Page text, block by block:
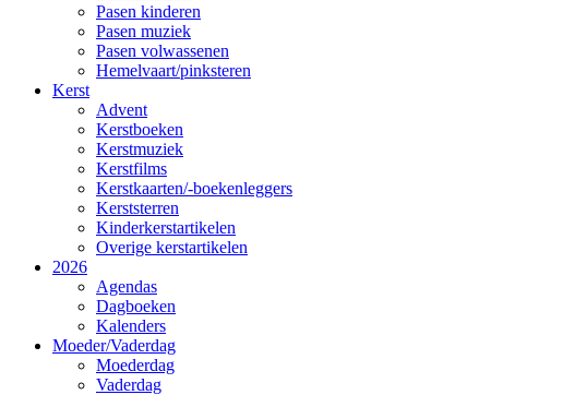
Pasen kinderen
Pasen muziek
Pasen volwassenen
Hemelvaart/pinksteren
Kerst
Advent
Kerstboeken
Kerstmuziek
Kerstfilms
Kerstkaarten/-boekenleggers
Kerststerren
Kinderkerstartikelen
Overige kerstartikelen
2026
Agendas
Dagboeken
Kalenders
Moeder/Vaderdag
Moederdag
Vaderdag